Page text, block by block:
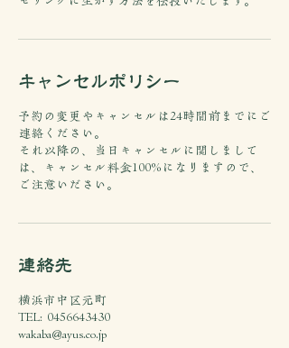
キャンセルポリシー
予約の変更やキャンセルは24時間前までにご
連絡ください。
それ以降の、当日キャンセルに関しまして
は、キャンセル料金100%になりますので、
ご注意いださい。
連絡先
横浜市中区元町
TEL: 0456643430
wakaba@ayus.co.jp